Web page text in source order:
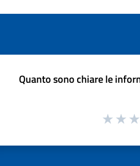
Quanto sono chiare le